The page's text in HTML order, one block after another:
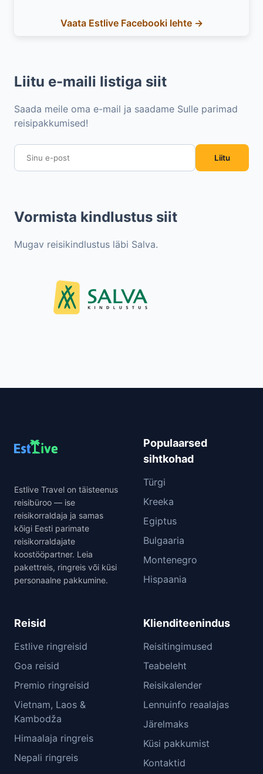
Vaata Estlive Facebooki lehte →
Liitu e-maili listiga siit
Saada meile oma e-mail ja saadame Sulle parimad
reisipakkumised!
Liitu
Vormista kindlustus siit
Mugav reisikindlustus läbi Salva.
Estlive Travel on täisteenus
reisibüroo — ise
reisikorraldaja ja samas
kõigi Eesti parimate
reisikorraldajate
koostööpartner. Leia
pakettreis, ringreis või küsi
personaalne pakkumine.
Populaarsed
sihtkohad
Türgi
Kreeka
Egiptus
Bulgaaria
Montenegro
Hispaania
Reisid
Estlive ringreisid
Goa reisid
Premio ringreisid
Vietnam, Laos &
Kambodža
Himaalaja ringreis
Nepali ringreis
Klienditeenindus
Reisitingimused
Teabeleht
Reisikalender
Lennuinfo reaalajas
Järelmaks
Küsi pakkumist
Kontaktid